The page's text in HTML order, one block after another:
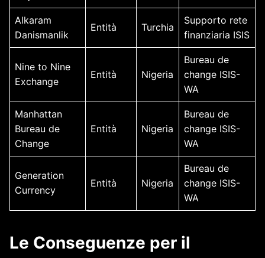
Alkaram
Danismanlik
Entità Turchia
Supporto rete
finanziaria ISIS
Nine to Nine
Exchange
Entità Nigeria
Bureau de
change ISIS-
WA
Manhattan
Bureau de
Change
Entità Nigeria
Bureau de
change ISIS-
WA
Generation
Currency
Entità Nigeria
Bureau de
change ISIS-
WA
Le Conseguenze per il